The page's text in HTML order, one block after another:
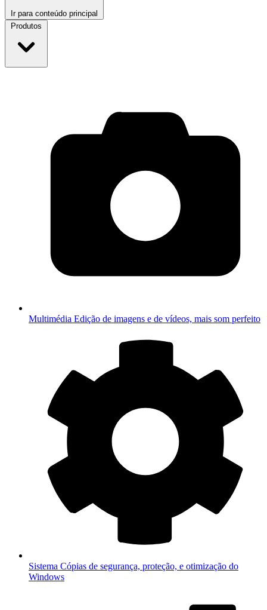
Ir para conteúdo principal
Produtos
Multimédia Edição de imagens e de vídeos, mais som perfeito
Sistema Cópias de segurança, proteção, e otimização do
Windows